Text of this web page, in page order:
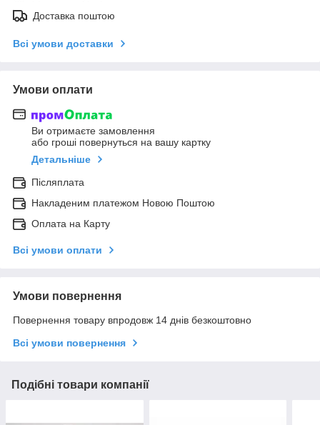
Доставка поштою
Всі умови доставки
Умови оплати
Ви отримаєте замовлення
або гроші повернуться на вашу картку
Детальніше
Післяплата
Накладеним платежом Новою Поштою
Оплата на Карту
Всі умови оплати
Умови повернення
Повернення товару впродовж 14 днів безкоштовно
Всі умови повернення
Подібні товари компанії